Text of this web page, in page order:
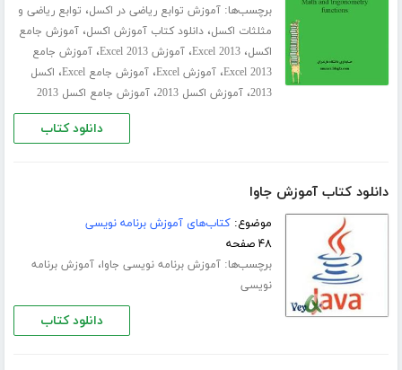
برچسب‌ها:آموزش توابع ریاضی در اکسل، توابع ریاضی و
مثلثات اکسل،دانلود کتاب آموزش اکسل،آموزش جامع
اکسل،Excel 2013،آموزش Excel 2013 ،آموزش جامع
Excel 2013،آموزش Excel ،آموزش جامع Excel ، اکسل
2013،آموزش اکسل 2013 ،آموزش جامع اکسل 2013
دانلود کتاب
دانلود کتاب آموزش جاوا
موضوع:کتاب‌های آموزش برنامه نویسی
۴۸ صفحه
برچسب‌ها:آموزش برنامه نویسی جاوا،آموزش برنامه
نویسی
دانلود کتاب